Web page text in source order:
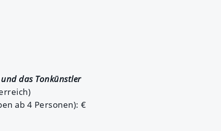
das Tonkünstler
ab 4 Personen): €